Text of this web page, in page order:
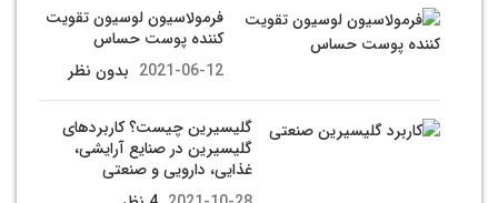
فرمولاسیون لوسیون تقویت
کننده پوست حساس
2021-06-12 بدون نظر
گلیسیرین چیست؟ کاربردهای
گلیسیرین در صنایع آرایشی،
غذایی، دارویی و صنعتی